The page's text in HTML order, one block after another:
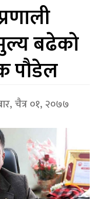
बढेकाे
पौडेल
चैत्र ०१, २०७७